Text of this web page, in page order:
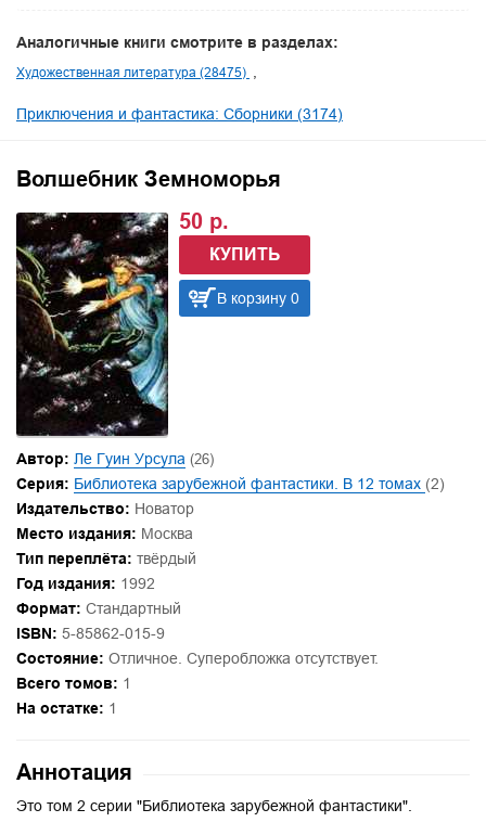
Аналогичные книги смотрите в разделах:
Художественная литература (28475)
Приключения и фантастика: Сборники (3174)
Волшебник Земноморья
50 р.
КУПИТЬ
В корзину 0
Автор: Ле Гуин Урсула (26)
Серия: Библиотека зарубежной фантастики. В 12 томах (2)
Издательство: Новатор
Место издания: Москва
Тип переплёта: твёрдый
Год издания: 1992
Формат: Стандартный
ISBN: 5-85862-015-9
Состояние: Отличное. Суперобложка отсутствует.
Всего томов: 1
На остатке: 1
Аннотация
Это том 2 серии "Библиотека зарубежной фантастики".